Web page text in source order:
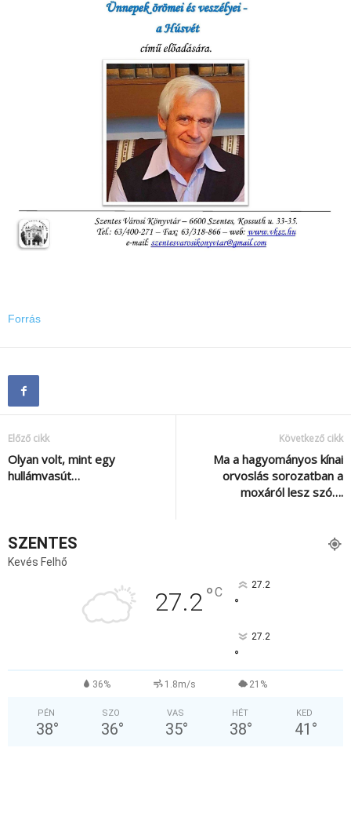
Forrás
Előző cikk
Olyan volt, mint egy
hullámvasút…
Következő cikk
Ma a hagyományos kínai
orvoslás sorozatban a
moxáról lesz szó….
SZENTES
Kevés Felhő
27.2°C 27.2
°
27.2
°
36% 1.8m/s 21%
PÉN
38°
SZO
36°
VAS
35°
HÉT
38°
KED
41 °